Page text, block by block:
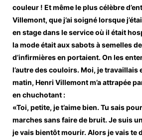
couleur ! Et même le plus célèbre
Villemont, que j’ai soigné lorsque
en stage dans le service où il était
la mode était aux sabots à semelles
d’infirmières en portaient. On les
l’autre des couloirs. Moi, je travaillais
matin, Henri Villemont m’a attrapée
en chuchotant :
«Toi, petite, je t’aime bien. Tu sais
marches sans faire de bruit. Je suis
je vais bientôt mourir. Alors je vais te